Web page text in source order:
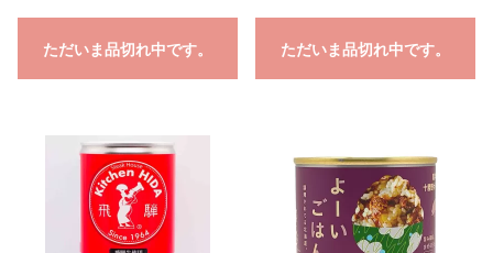
ただいま品切れ中です。 ただいま品切れ中です。